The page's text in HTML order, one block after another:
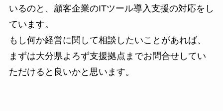
いるのと、顧客企業のITツール導入支援の対応をし
ています。
もし何か経営に関して相談したいことがあれば、
まずは大分県よろず支援拠点までお問合せしてい
ただけると良いかと思います。